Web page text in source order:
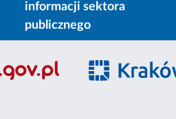
informacji sektora
publicznego